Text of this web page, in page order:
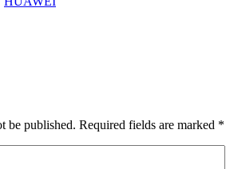
be published. Required fields are marked *